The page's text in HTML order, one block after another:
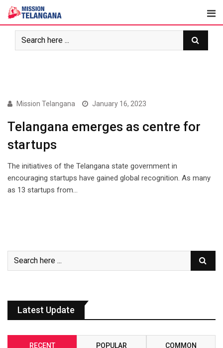
Skip
content
NEWS
Mission Telangana January 16, 2023
Telangana emerges as centre for
startups
The initiatives of the Telangana state government in
encouraging startups have gained global recognition. As many
as 13 startups from…
Latest Update
RECENT POPULAR COMMON